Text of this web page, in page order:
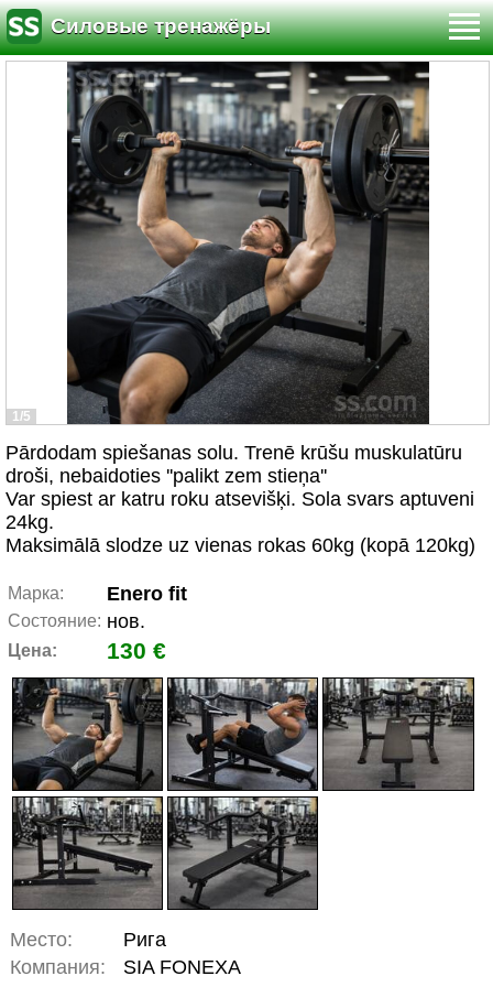
Силовые тренажёры
1/5
Pārdodam spiešanas solu. Trenē krūšu muskulatūru
droši, nebaidoties ''palikt zem stieņa''
Var spiest ar katru roku atsevišķi. Sola svars aptuveni
24kg.
Maksimālā slodze uz vienas rokas 60kg (kopā 120kg)
Марка: Enero fit
Состояние: нов.
Цена: 130 €
Место:
Рига
Компания:
SIA FONEXA